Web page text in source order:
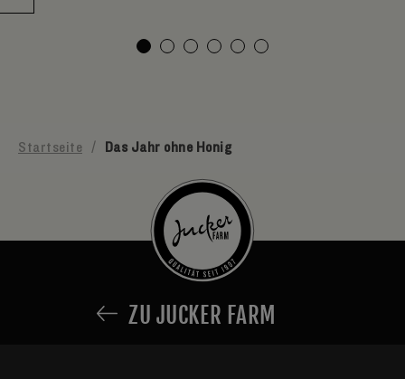
Startseite / Das Jahr ohne Honig
ZU JUCKER FARM